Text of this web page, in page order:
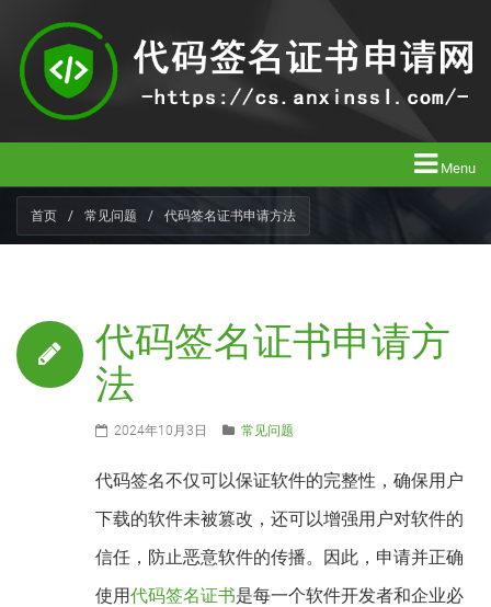
Menu
首页 / 常见问题 / 代码签名证书申请方法
代码签名证书申请方
法
2024年10月3日 常见问题
代码签名不仅可以保证软件的完整性，确保用户
下载的软件未被篡改，还可以增强用户对软件的
信任，防止恶意软件的传播。因此，申请并正确
使用代码签名证书是每一个软件开发者和企业必